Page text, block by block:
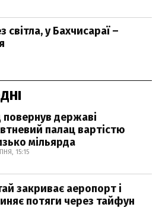
у Бахчисараї –
повернув державі
палац вартістю
мільярда
15:15
закриває аеропорт і
потяги через тайфун